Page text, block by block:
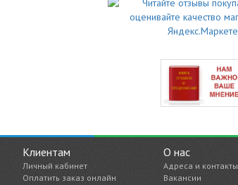
Клиентам
Личный кабинет
Оплатить заказ онлайн
О нас
Адреса и контакты
Вакансии